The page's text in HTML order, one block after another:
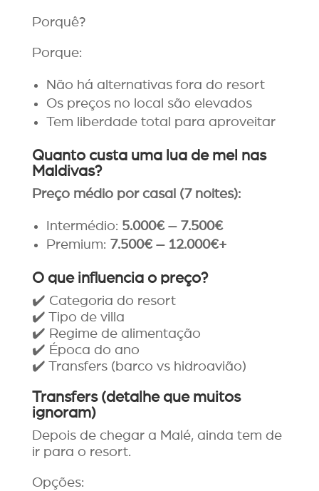
Porquê?
Porque:
Não há alternativas fora do resort
Os preços no local são elevados
Tem liberdade total para aproveitar
Quanto custa uma lua de mel nas
Maldivas?
Preço médio por casal (7 noites):
Intermédio: 5.000€ – 7.500€
Premium: 7.500€ – 12.000€+
O que influencia o preço?
✔️ Categoria do resort
✔️ Tipo de villa
✔️ Regime de alimentação
✔️ Época do ano
✔️ Transfers (barco vs hidroavião)
Transfers (detalhe que muitos
ignoram)
Depois de chegar a Malé, ainda tem de
ir para o resort.
Opções: